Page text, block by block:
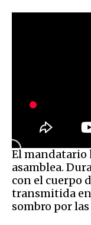
El mandatario
asamblea.
con el cuerpo
transmitida en
sombro por